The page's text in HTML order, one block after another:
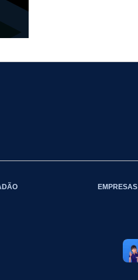
EMPRESAS